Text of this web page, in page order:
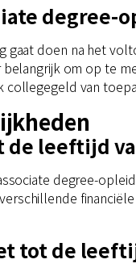
gaat doen na het
om op te
van
leeftijd
degree-
tot de